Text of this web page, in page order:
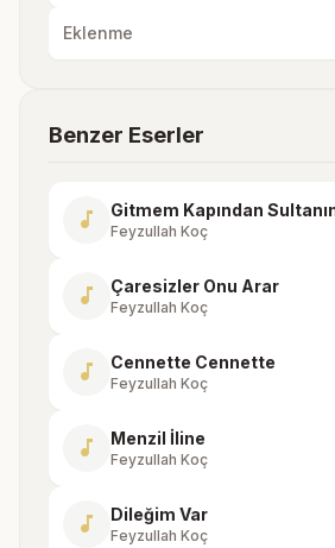
Eklenme
Benzer Eserler
music_note Gitmem Kapından
Feyzullah Koç
music_note Çaresizler Onu Arar
Feyzullah Koç
music_note Cennette Cennette
Feyzullah Koç
music_note Menzil İline
Feyzullah Koç
music_note Dileğim Var
Feyzullah Koç